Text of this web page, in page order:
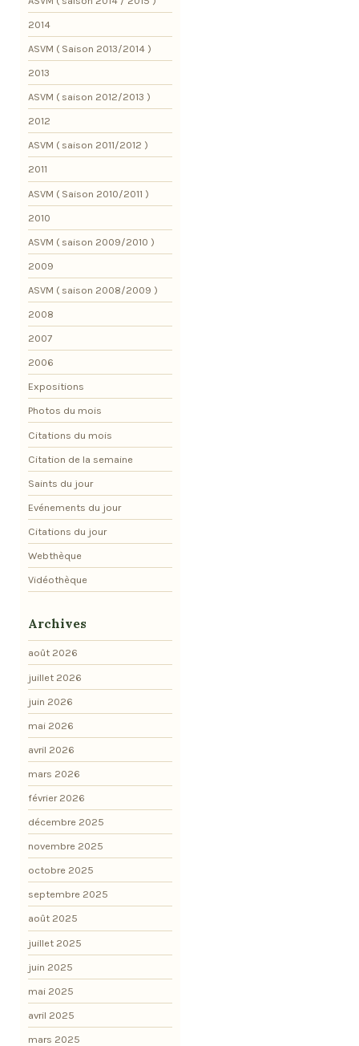
2014
ASVM ( Saison 2013/2014 )
2013
ASVM ( saison 2012/2013 )
2012
ASVM ( saison 2011/2012 )
2011
ASVM ( Saison 2010/2011 )
2010
ASVM ( saison 2009/2010 )
2009
ASVM ( saison 2008/2009 )
2008
2007
2006
Expositions
Photos du mois
Citations du mois
Citation de la semaine
Saints du jour
Evénements du jour
Citations du jour
Webthèque
Vidéothèque
Archives
août 2026
juillet 2026
juin 2026
mai 2026
avril 2026
mars 2026
février 2026
décembre 2025
novembre 2025
octobre 2025
septembre 2025
août 2025
juillet 2025
juin 2025
mai 2025
avril 2025
mars 2025